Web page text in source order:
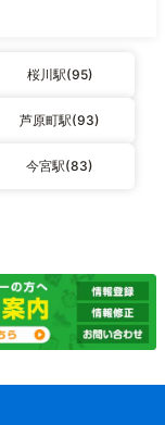
桜川駅(95)
芦原町駅(93)
今宮駅(83)